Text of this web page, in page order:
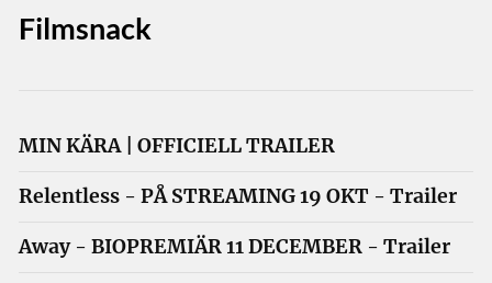
Filmsnack
MIN KÄRA | OFFICIELL TRAILER
Relentless - PÅ STREAMING 19 OKT - Trailer
Away - BIOPREMIÄR 11 DECEMBER - Trailer